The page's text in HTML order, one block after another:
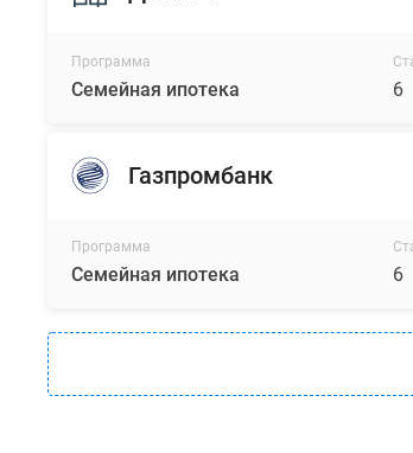
Программа
Семейная ипотека 6
Газпромбанк
Программа
Семейная ипотека 6